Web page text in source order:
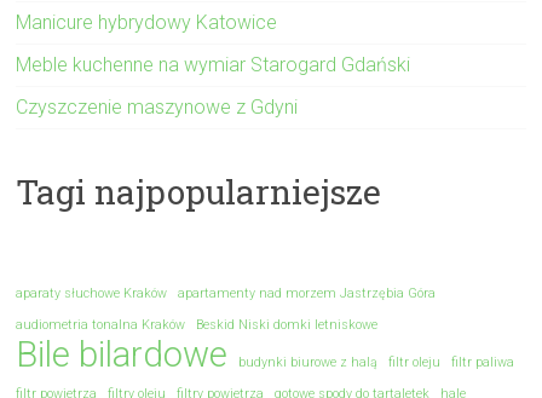
Manicure hybrydowy Katowice
Meble kuchenne na wymiar Starogard Gdański
Czyszczenie maszynowe z Gdyni
Tagi najpopularniejsze
aparaty słuchowe Kraków
apartamenty nad morzem Jastrzębia Góra
audiometria tonalna Kraków
Beskid Niski domki letniskowe
Bile bilardowe budynki biurowe z halą filtr oleju
filtr paliwa
filtr powietrza
filtry oleju filtry powietrza gotowe spody do tartaletek
hale